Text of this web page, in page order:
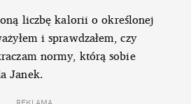
liczbę kalorii o określonej
i sprawdzałem, czy
normy, którą sobie
Janek.